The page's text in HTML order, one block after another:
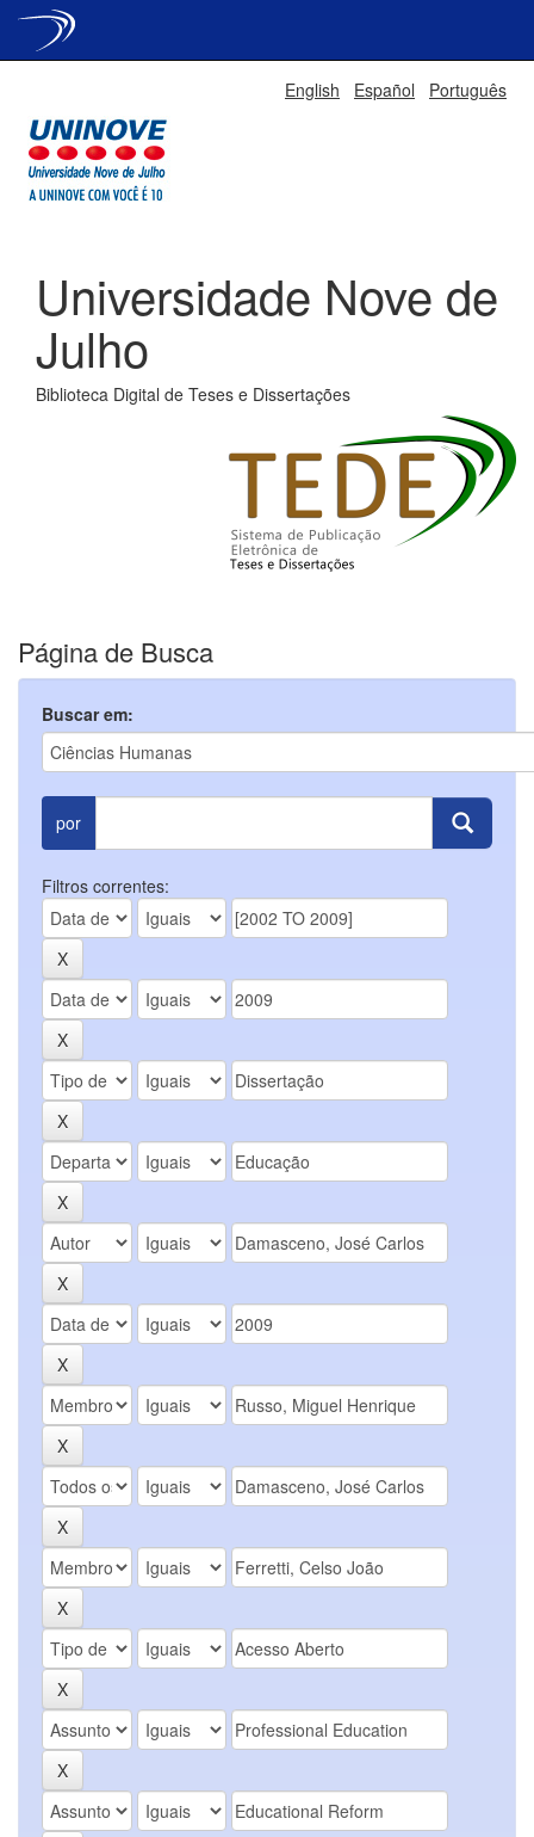
English Español Português
Universidade Nove de
Julho
Biblioteca Digital de Teses e Dissertações
Página de Busca
Buscar em:
por
Filtros correntes: